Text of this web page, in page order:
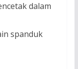
dalam
spanduk